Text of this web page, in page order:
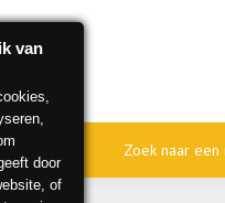
recepten Zoek naar
van
door
of